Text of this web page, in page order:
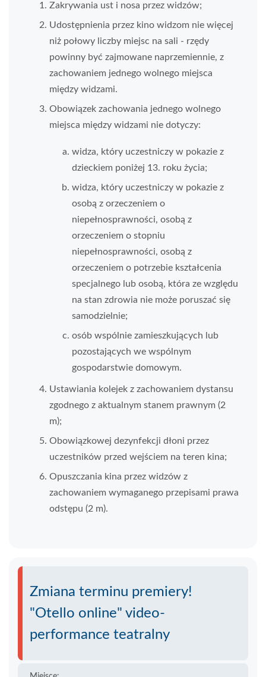
Zakrywania ust i nosa przez widzów;
Udostępnienia przez kino widzom nie więcej
niż połowy liczby miejsc na sali - rzędy
powinny być zajmowane naprzemiennie, z
zachowaniem jednego wolnego miejsca
między widzami.
Obowiązek zachowania jednego wolnego
miejsca między widzami nie dotyczy:
widza, który uczestniczy w pokazie z
dzieckiem poniżej 13. roku życia;
widza, który uczestniczy w pokazie z
osobą z orzeczeniem o
niepełnosprawności, osobą z
orzeczeniem o stopniu
niepełnosprawności, osobą z
orzeczeniem o potrzebie kształcenia
specjalnego lub osobą, która ze względu
na stan zdrowia nie może poruszać się
samodzielnie;
osób wspólnie zamieszkujących lub
pozostających we wspólnym
gospodarstwie domowym.
Ustawiania kolejek z zachowaniem dystansu
zgodnego z aktualnym stanem prawnym (2
m);
Obowiązkowej dezynfekcji dłoni przez
uczestników przed wejściem na teren kina;
Opuszczania kina przez widzów z
zachowaniem wymaganego przepisami prawa
odstępu (2 m).
Zmiana terminu premiery!
"Otello online" video-
performance teatralny